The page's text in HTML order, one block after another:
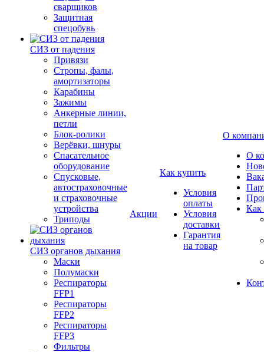
сварщиков
Защитная
спецобувь
СИЗ от падения
Привязи
Стропы, фалы,
амортизаторы
Карабины
Зажимы
Анкерные линии,
петли
Блок-ролики
Верёвки, шнуры
Спасательное
оборудование
Спусковые,
автостраховочные
и страховочные
устройства
Триподы
СИЗ органов дыхания
Маски
Полумаски
Респираторы
FFP1
Респираторы
FFP2
Респираторы
FFP3
Фильтры
Акции
Как купить
Условия
оплаты
Условия
доставки
Гарантия
на товар
О
О
Как